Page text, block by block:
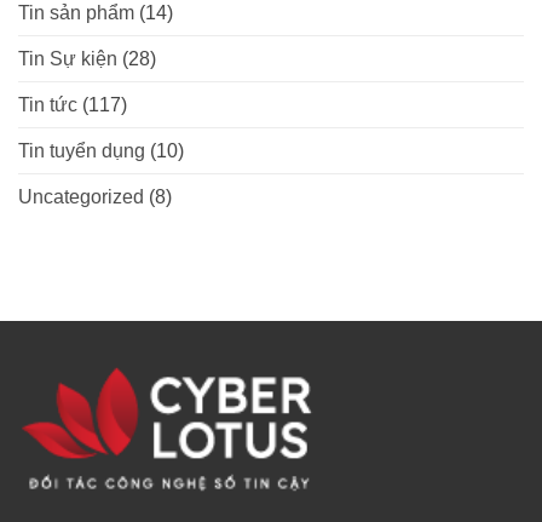
Tin sản phẩm (14)
Tin Sự kiện (28)
Tin tức (117)
Tin tuyển dụng (10)
Uncategorized (8)